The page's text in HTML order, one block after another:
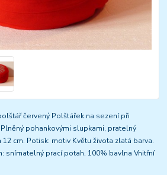
červený Polštářek na sezení při
pohankovými slupkami, pratelný
12 cm. Potisk: motiv Květu života zlatá barva.
snímatelný prací potah, 100% bavlna Vnitřní